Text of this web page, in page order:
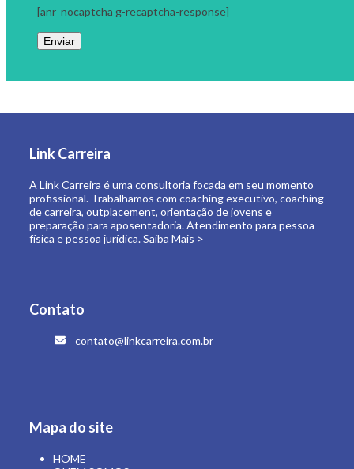
de carreira, outplacement, orientação de jovens e
Contato
contato@linkcarreira.com.br
Mapa do site
ARTIGOS
ÁREA RESTRITA